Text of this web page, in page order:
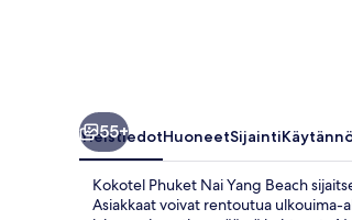
55+
YleistiedotHuoneetSijainti
Kokotel Phuket Nai Yang Beach
Asiakkaat voivat rentoutua ulkouima-